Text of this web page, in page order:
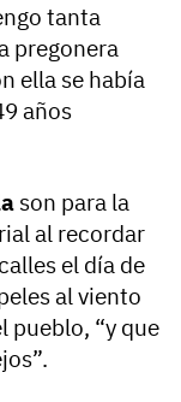
tanta
pregonera
ella se había
años
son para la
al recordar
el día de
al viento
pueblo, “y que